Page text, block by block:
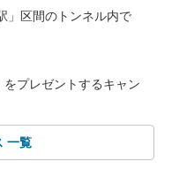
」区間のトンネル内で
プレゼントするキャン
一覧